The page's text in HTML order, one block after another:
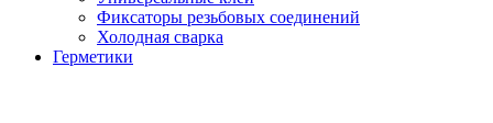
Фиксаторы резьбовых соединений
Холодная сварка
Герметики